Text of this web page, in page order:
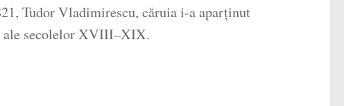
Tudor Vladimirescu, căruia i-a aparținut
ale secolelor XVIII–XIX.